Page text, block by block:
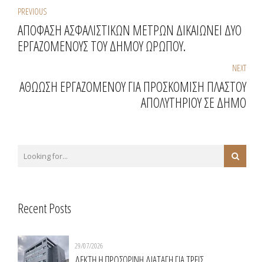
PREVIOUS
ΑΠΟΦΑΣΗ ΑΣΦΑΛΙΣΤΙΚΩΝ ΜΕΤΡΩΝ ΔΙΚΑΙΩΝΕΙ ΔΥΟ
ΕΡΓΑΖΟΜΕΝΟΥΣ ΤΟΥ ΔΗΜΟΥ ΩΡΩΠΟΥ.
NEXT
ΑΘΩΩΣΗ ΕΡΓΑΖΟΜΕΝΟΥ ΓΙΑ ΠΡΟΣΚΟΜΙΣΗ ΠΛΑΣΤΟΥ
ΑΠΟΛΥΤΗΡΙΟΥ ΣΕ ΔΗΜΟ
Recent Posts
29/07/2026